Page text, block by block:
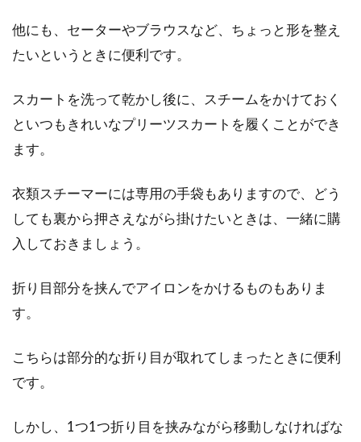
他にも、セーターやブラウスなど、ちょっと形を整え
たいというときに便利です。
スカートを洗って乾かし後に、スチームをかけておく
といつもきれいなプリーツスカートを履くことができ
ます。
衣類スチーマーには専用の手袋もありますので、どう
しても裏から押さえながら掛けたいときは、一緒に購
入しておきましょう。
折り目部分を挟んでアイロンをかけるものもありま
す。
こちらは部分的な折り目が取れてしまったときに便利
です。
しかし、1つ1つ折り目を挟みながら移動しなければな